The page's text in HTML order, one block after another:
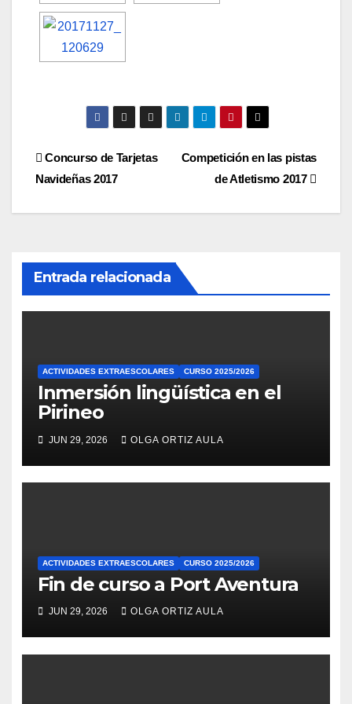
Navegación
Competición en las pistas
de Atletismo 2017
Concurso de Tarjetas
Navideñas 2017
Entrada relacionada
ACTIVIDADES EXTRAESCOLARES CURSO 2025/2026
Inmersión lingüística en el
Pirineo
JUN 29, 2026 OLGA ORTIZ AULA
ACTIVIDADES EXTRAESCOLARES CURSO 2025/2026
Fin de curso a Port Aventura
JUN 29, 2026 OLGA ORTIZ AULA